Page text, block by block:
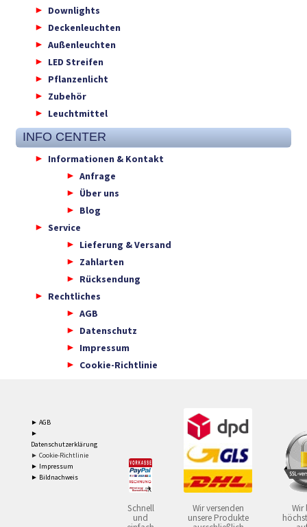
Downlights
Deckenleuchten
Außenleuchten
LED Streifen
Pflanzenlicht
Zubehör
Leuchtmittel
INFO CENTER
Informationen & Kontakt
Anfrage
Über uns
Blog
Service
Lieferung & Versand
Zahlarten
Rücksendung
Rechtliches
AGB
Datenschutz
Impressum
Cookie-Richtlinie
► AGB
►
Datenschutzerklärung
► Cookie-Richtlinie
► Impressum
► Bildnachweis
Schnell
und
Wir versenden
unsere Produkte
Wir